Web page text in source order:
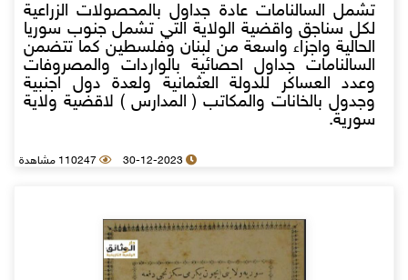
تشمل السالنامات عادة جداول بالمحصولات الزراعية
لكل سناجق واقضية الولاية التي تشمل جنوب سوريا
الحالية واجزاء واسعة من لبنان وفلسطين كما تتضمن
السالنامات جداول احصائية بالواردات والمصروفات
وعدد العساكر للدولة العثمانية ولعدة دول اجنبية
وجدول بالخانات والمكاتب ( المدارس ) لاقضية ولاية
سورية.
30-12-2023 110247 مشاهدة